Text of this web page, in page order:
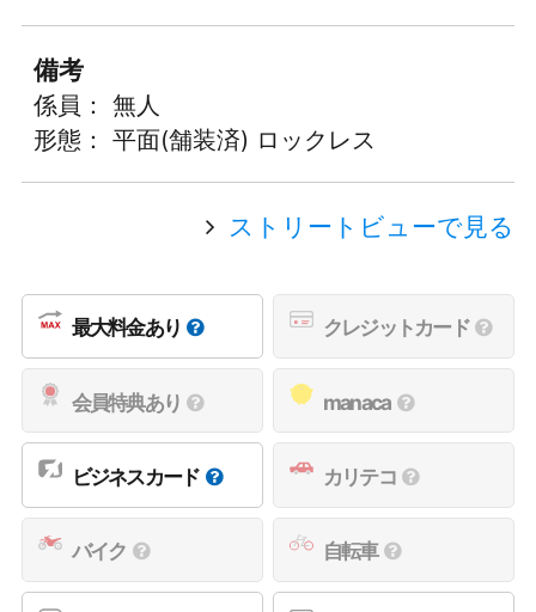
備考
係員： 無人
形態： 平面(舗装済) ロックレス
ストリートビューで見る
最大料金あり クレジットカード
会員特典あり manaca
ビジネスカード カリテコ
バイク 自転車